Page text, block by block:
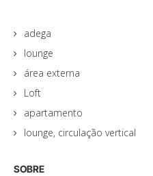
adega
lounge
área externa
Loft
apartamento
lounge, circulação vertical
SOBRE